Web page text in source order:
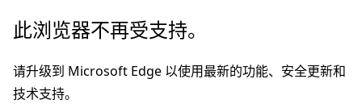
跳
主
要
此浏览器不再受支持。
请升级到 Microsoft Edge 以使用最新的功能、安全更新和
技术支持。